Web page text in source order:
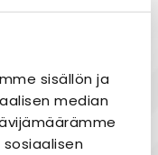
sisällön ja
median
Fi-verkkoon.
relekytkin,